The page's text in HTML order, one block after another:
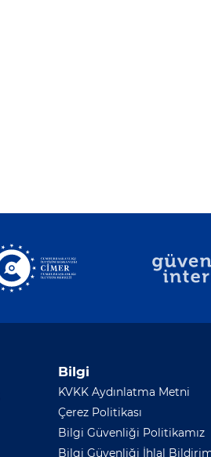
Bilgi
KVKK Aydınlatma Metni
Çerez Politikası
Bilgi Güvenliği Politikamız
Bilgi Güvenliği İhlal